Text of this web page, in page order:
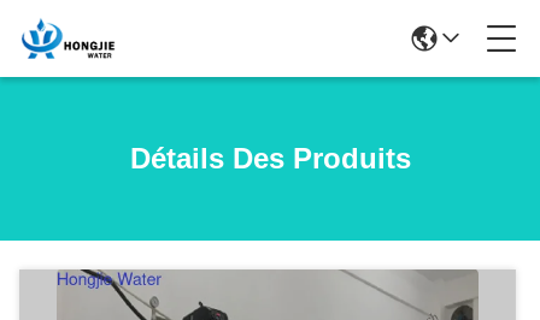
Détails Des Produits